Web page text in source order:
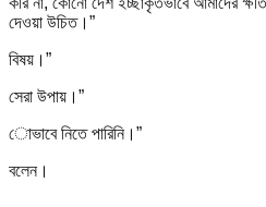
দেওয়া উচিত।”
বিষয়।”
সেরা উপায়।”
োভাবে নিতে পারিনি।”
বলেন।